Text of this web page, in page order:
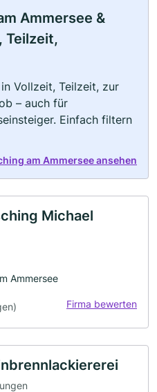
Ammersee &
Teilzeit,
Vollzeit, Teilzeit, zur
– auch für
Einfach filtern
am Ammersee ansehen
Michael
Ammersee
Firma bewerten